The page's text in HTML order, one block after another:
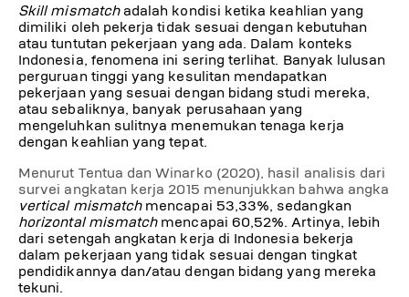
Skill mismatchadalah kondisi ketika keahlian yang
dimiliki oleh pekerja tidak sesuai dengan kebutuhan
atau tuntutan pekerjaan yang ada. Dalam konteks
Indonesia, fenomena ini sering terlihat. Banyak lulusan
perguruan tinggi yang kesulitan mendapatkan
pekerjaan yang sesuai dengan bidang studi mereka,
atau sebaliknya, banyak perusahaan yang
mengeluhkan sulitnya menemukan tenaga kerja
dengan keahlian yang tepat.
Menurut Tentua dan Winarko (2020), hasil analisis dari
survei angkatan kerja 2015 menunjukkan bahwa angka
vertical mismatchmencapai 53,33%, sedangkan
horizontal mismatchmencapai 60,52%. Artinya, lebih
dari setengah angkatan kerja di Indonesia bekerja
dalam pekerjaan yang tidak sesuai dengan tingkat
pendidikannya dan/atau dengan bidang yang mereka
tekuni.